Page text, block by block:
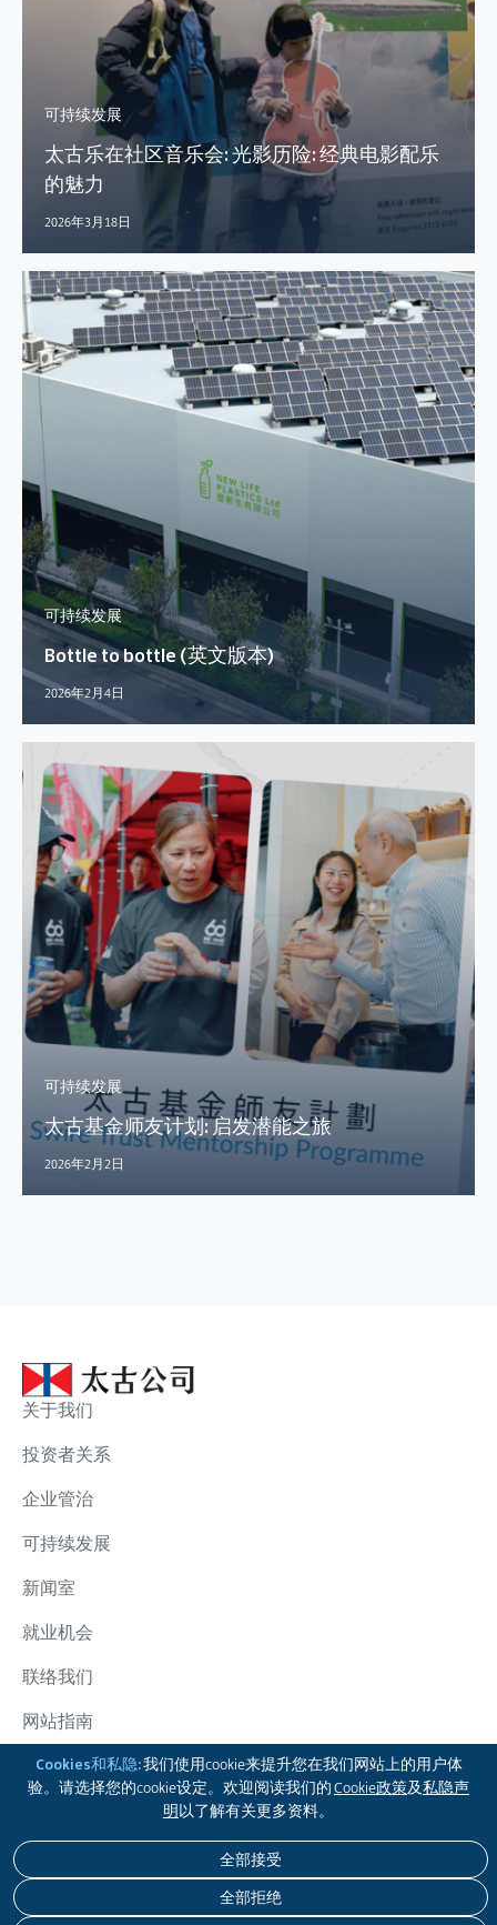
Cookies和私隐:我们使用cookie来提升您在我们网站上的用户体
验。请选择您的cookie设定。欢迎阅读我们的Cookie政策及私隐声
明 以了解有关更多资料。
全部拒绝
全部接受
可持续发展
太古乐在社区音乐会: 光影历险: 经典电影配乐
的魅力
2026年3月18日
可持续发展
Bottle to bottle (英文版本)
2026年2月4日
可持续发展
太古基金师友计划: 启发潜能之旅
2026年2月2日
关于我们
投资者关系
企业管治
可持续发展
新闻室
就业机会
联络我们
网站指南
太古集团
版权 © 2026 太古股份有限公司。本公司保留一切版权。
免责声明私隐政策COOKIE政策无障碍浏览